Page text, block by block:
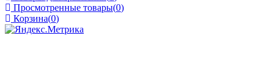
Просмотренные товары(0)
Корзина(0)